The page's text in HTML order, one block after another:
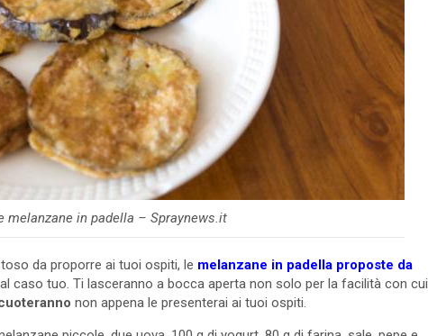
melanzane in padella – Spraynews.it
da proporre ai tuoi ospiti, le melanzane in padella proposte da
caso tuo. Ti lasceranno a bocca aperta non solo per la facilità con cui
non appena le presenterai ai tuoi ospiti.